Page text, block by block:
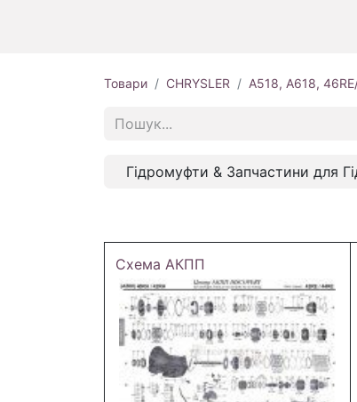
Товари CHRYSLER A518, A618,
Гідромуфти & Запчастини для
Схема АКПП